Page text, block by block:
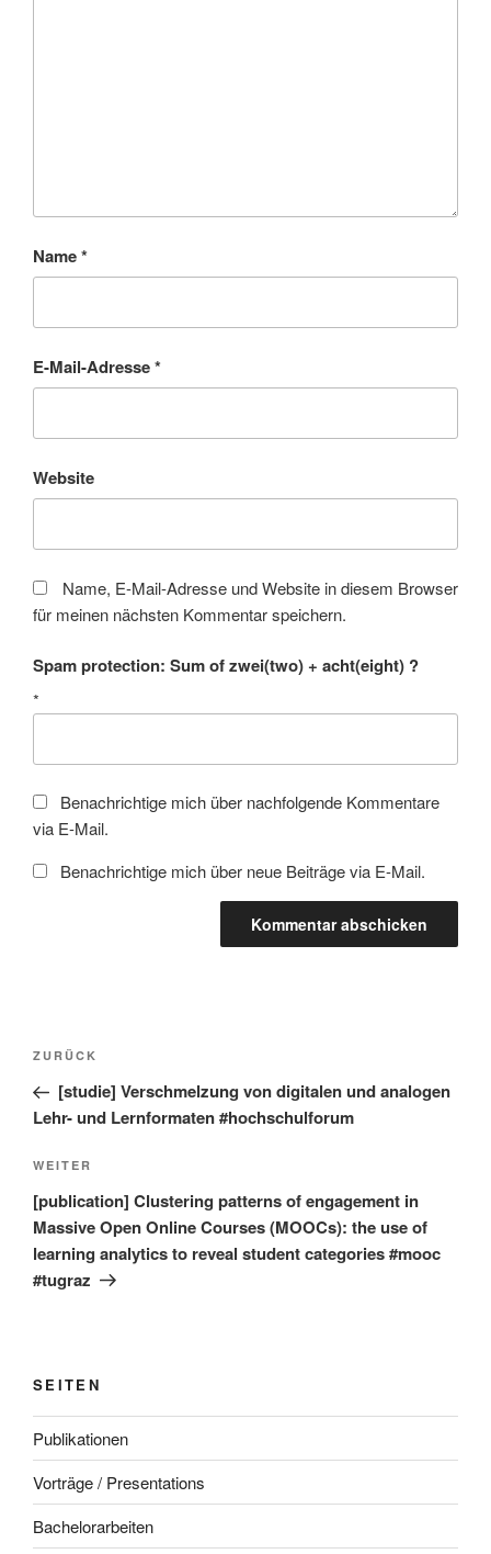
Name*
E-Mail-Adresse*
Website
Name, E-Mail-Adresse und Website in diesem Browser
für meinen nächsten Kommentar speichern.
Spam protection: Sum of zwei(two) + acht(eight) ?
*
Benachrichtige mich über nachfolgende Kommentare
via E-Mail.
Benachrichtige mich über neue Beiträge via E-Mail.
Beitragsnavigation
Vorheriger
Beitrag
ZURÜCK
[studie] Verschmelzung von digitalen und analogen
Lehr- und Lernformaten #hochschulforum
Nächster
Beitrag
WEITER
[publication] Clustering patterns of engagement in
Massive Open Online Courses (MOOCs): the use of
learning analytics to reveal student categories #mooc
#tugraz
SEITEN
Publikationen
Vorträge / Presentations
Bachelorarbeiten